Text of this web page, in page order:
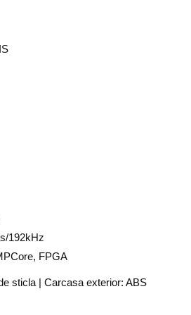
192kHz
FPGA
sticla | Carcasa exterior: ABS